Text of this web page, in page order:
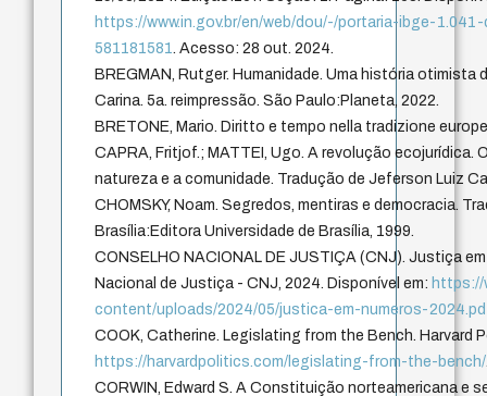
https://www.in.gov.br/en/web/dou/-/portaria-ibge-
581181581. Acesso: 28 out. 2024.
BREGMAN, Rutger. Humanidade. Uma história otimista
Carina. 5a. reimpressão. São Paulo:Planeta, 2022.
BRETONE, Mario. Diritto e tempo nella tradizione
CAPRA, Fritjof.; MATTEI, Ugo. A revolução ecojurídica.
natureza e a comunidade. Tradução de Jeferson Luiz
CHOMSKY, Noam. Segredos, mentiras e democracia.
Brasília:Editora Universidade de Brasília, 1999.
CONSELHO NACIONAL DE JUSTIÇA (CNJ). Justiça
Nacional de Justiça - CNJ, 2024. Disponível em: https://
content/uploads/2024/05/justica-em-numeros-
COOK, Catherine. Legislating from the Bench. Harvard
https://harvardpolitics.com/legislating-from-the-bench/
CORWIN, Edward S. A Constituição norteamericana e